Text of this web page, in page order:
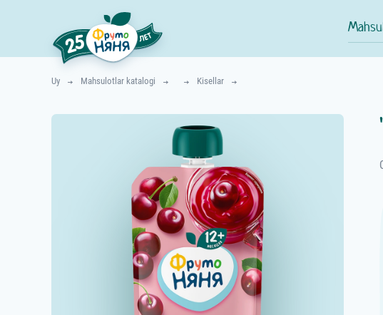
Uy Mahsulotlar katalogi Kisellar